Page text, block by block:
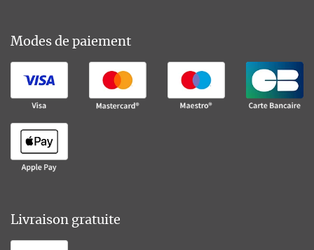
Modes de paiement
Livraison gratuite